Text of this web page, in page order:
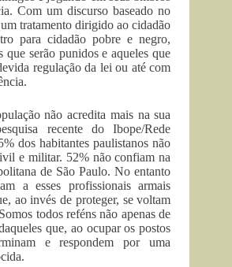
Com um discurso baseado no
tratamento dirigido ao cidadão
para cidadão pobre e negro,
que serão punidos e aqueles que
regulação da lei ou até com
não acredita mais na sua
recente do Ibope/Rede
dos habitantes paulistanos não
e militar. 52% não confiam na
de São Paulo. No entanto
a esses profissionais armais
ao invés de proteger, se voltam
todos reféns não apenas de
que, ao ocupar os postos
e respondem por uma